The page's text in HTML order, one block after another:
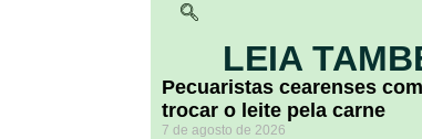
LEIA
Pecuaristas cearenses
trocar o leite pela carne
7 de agosto de 2026